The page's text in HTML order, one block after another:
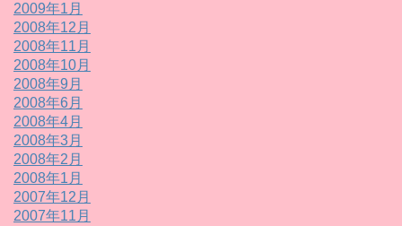
2009年1月
2008年12月
2008年11月
2008年10月
2008年9月
2008年6月
2008年4月
2008年3月
2008年2月
2008年1月
2007年12月
2007年11月